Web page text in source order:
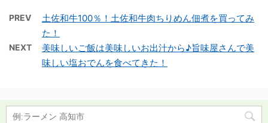
PREV
土佐和牛100％！土佐和牛肉ちりめん佃煮を買ってみ
た！
NEXT
美味しいご飯は美味しいお出汁から♪旨味屋さんで美
味しい塩おでんを食べてきた！